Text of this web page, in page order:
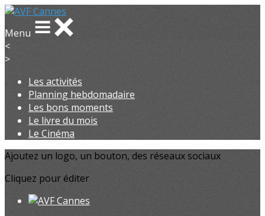
Menu
<
>
Les activités
Planning hebdomadaire
Les bons moments
Le livre du mois
Le Cinéma
Ajoutez un logo, un bouton, des réseaux sociaux
Cliquez pour éditer